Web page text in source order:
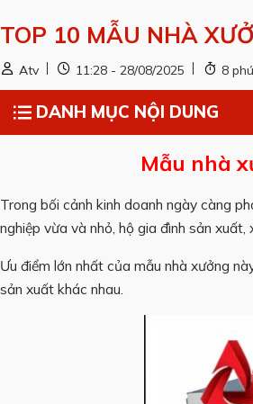
TOP 10 MẪU NHÀ
Atv 11:28 - 28/08/2025 8
DANH MỤC NỘI DUNG
Mẫu nhà
Trong bối cảnh kinh doanh ngày càng
nghiệp vừa và nhỏ, hộ gia đình sản
Ưu điểm lớn nhất của mẫu nhà xưởng
sản xuất khác nhau.